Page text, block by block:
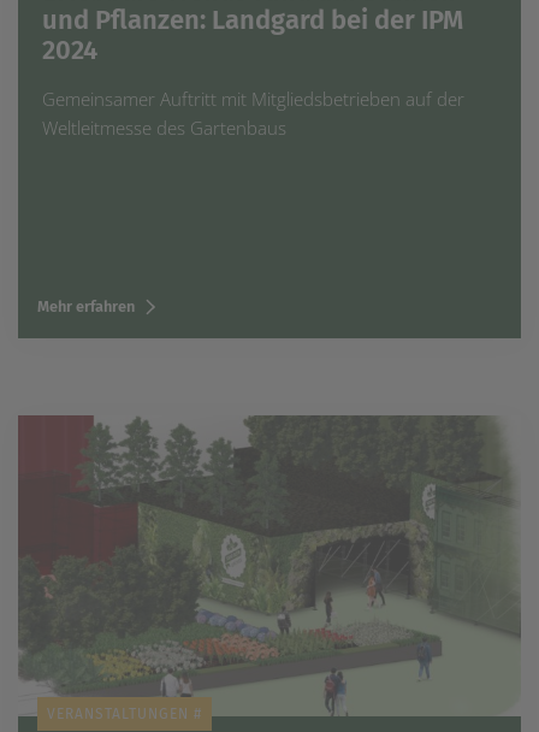
einem erneuten Besuch der Seite schnell wieder zur
Verfügung stellen.
Wir verwenden Cookies für Personalisierung, um Ihnen
Inhalte anzuzeigen, die relevanter für Sie sind. So
und Pflanzen: Landgard bei der IPM
2024
Gemeinsamer Auftritt mit Mitgliedsbetrieben auf der
Weltleitmesse des Gartenbaus
Mehr erfahren
VERANSTALTUNGEN #